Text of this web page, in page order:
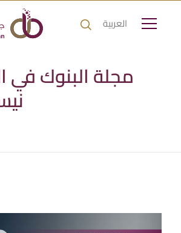
العربية
مجلة البنوك في